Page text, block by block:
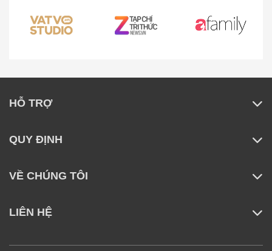
HỖ TRỢ
QUY ĐỊNH
VỀ CHÚNG TÔI
LIÊN HỆ